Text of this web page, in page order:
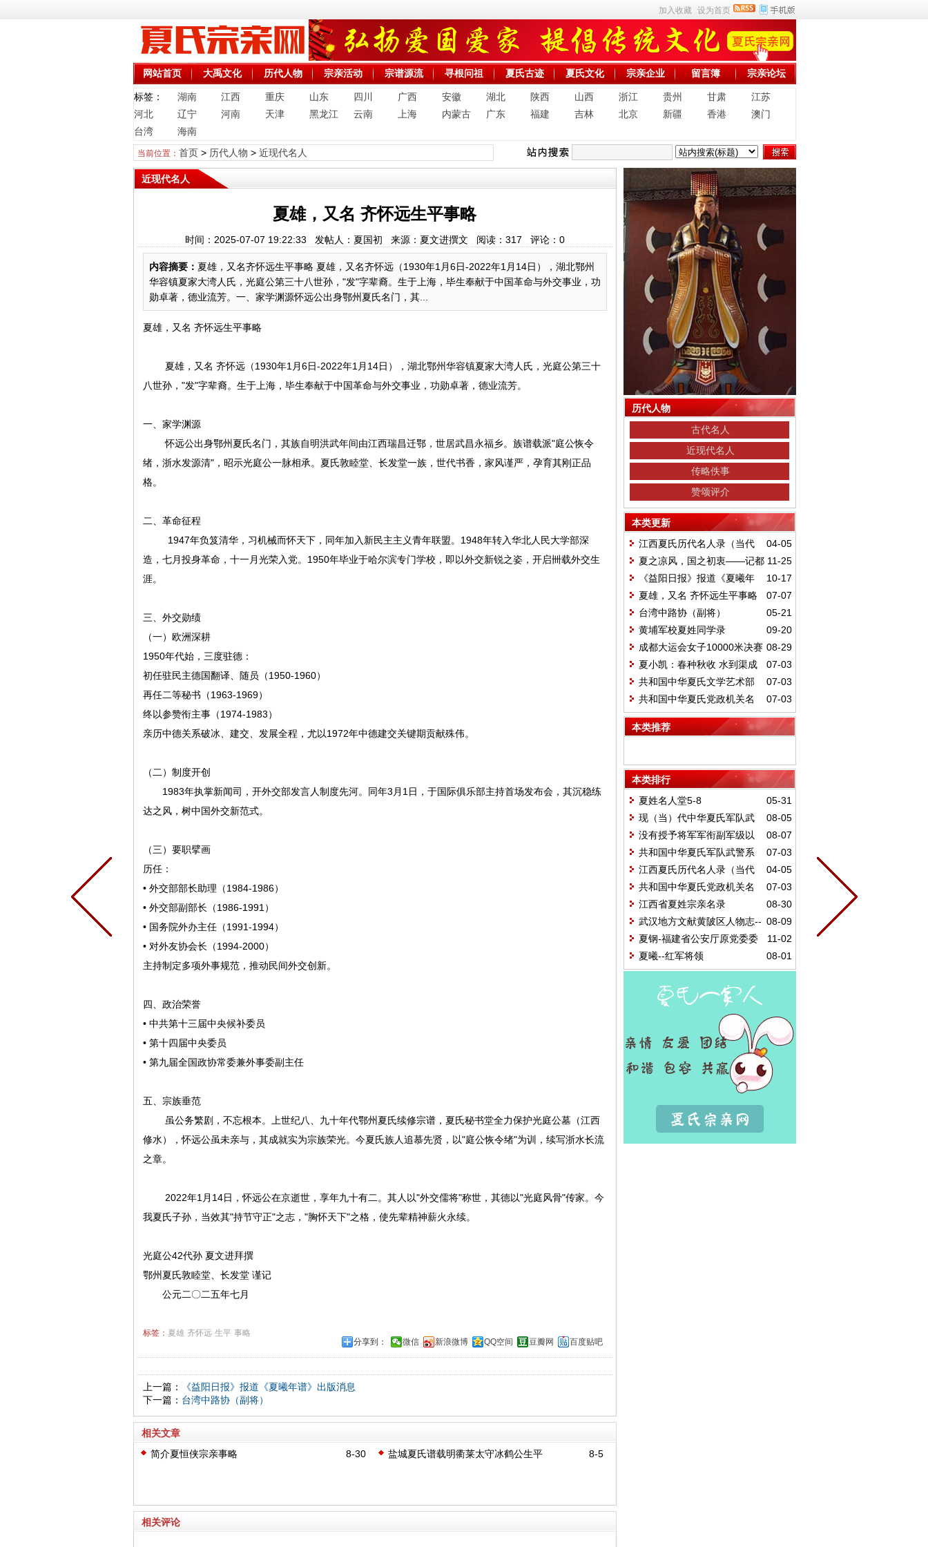
加入收藏 设为首页
网站首页 大禹文化 历代人物 宗亲活动 宗谱源流 寻根问祖 夏氏古迹 夏氏文化 宗亲企业 留言簿 宗亲论坛
标签： 湖南 江西 重庆 山东 四川 广西 安徽 湖北 陕西 山西 浙江 贵州 甘肃
江苏
河北
辽宁 河南 天津 黑龙江 云南 上海 内蒙古 广东 福建 吉林 北京 新疆 香港
澳门
台湾
海南
当前位置： 首页> 历代人物 > 近现代名人
近现代名人
夏雄，又名 齐怀远生平事略
时间：2025-07-07 19:22:33 发帖人：夏国初 来源：夏文进撰文 阅读： 317 评论： 0
内容摘要： 夏雄，又名齐怀远生平事略 夏雄，又名齐怀远（1930年1月6日-2022年1月14日），湖北鄂州
华容镇夏家大湾人氏，光庭公第三十八世孙，"发"字辈裔。生于上海，毕生奉献于中国革命与外交事业，功
勋卓著，德业流芳。一、家学渊源怀远公出身鄂州夏氏名门，其...
夏雄，又名 齐怀远生平事略
夏雄，又名 齐怀远（1930年1月6日-2022年1月14日），湖北鄂州华容镇夏家大湾人氏，光庭公第三十
八世孙，"发"字辈裔。生于上海，毕生奉献于中国革命与外交事业，功勋卓著，德业流芳。
一、家学渊源
怀远公出身鄂州夏氏名门，其族自明洪武年间由江西瑞昌迁鄂，世居武昌永福乡。族谱载派"庭公恢令
绪，浙水发源清"，昭示光庭公一脉相承。夏氏敦睦堂、长发堂一族，世代书香，家风谨严，孕育其刚正品
格。
二、革命征程
1947年负笈清华，习机械而怀天下，同年加入新民主主义青年联盟。1948年转入华北人民大学部深
造，七月投身革命，十一月光荣入党。1950年毕业于哈尔滨专门学校，即以外交新锐之姿，开启卌载外交生
涯。
三、外交勋绩
（一）欧洲深耕
1950年代始，三度驻德：
初任驻民主德国翻译、随员（1950-1960）
再任二等秘书（1963-1969）
终以参赞衔主事（1974-1983）
亲历中德关系破冰、建交、发展全程，尤以1972年中德建交关键期贡献殊伟。
（二）制度开创
1983年执掌新闻司，开外交部发言人制度先河。同年3月1日，于国际俱乐部主持首场发布会，其沉稳练
达之风，树中国外交新范式。
（三）要职擘画
历任：
• 外交部部长助理（1984-1986）
• 外交部副部长（1986-1991）
• 国务院外办主任（1991-1994）
• 对外友协会长（1994-2000）
主持制定多项外事规范，推动民间外交创新。
四、政治荣誉
• 中共第十三届中央候补委员
• 第十四届中央委员
• 第九届全国政协常委兼外事委副主任
五、宗族垂范
虽公务繁剧，不忘根本。上世纪八、九十年代鄂州夏氏续修宗谱，夏氏秘书堂全力保护光庭公墓（江西
修水），怀远公虽未亲与，其成就实为宗族荣光。今夏氏族人追慕先贤，以"庭公恢令绪"为训，续写浙水长流
之章。
2022年1月14日，怀远公在京逝世，享年九十有二。其人以"外交儒将"称世，其德以"光庭风骨"传家。今
我夏氏子孙，当效其"持节守正"之志，"胸怀天下"之格，使先辈精神薪火永续。
光庭公42代孙 夏文进拜撰
鄂州夏氏敦睦堂、长发堂 谨记
公元二〇二五年七月
标签： 夏雄 齐怀远 生平 事略
分享到：
微信 新浪微博 QQ空间 豆瓣网 百度贴吧
上一篇：
《益阳日报》报道《夏曦年谱》出版消息
下一篇： 台湾中路协（副将）
相关文章
8-30
简介夏恒侠宗亲事略 8-5
盐城夏氏谱载明衢莱太守冰鹤公生平
相关评论
历代人物
古代名人
近现代名人
传略佚事
赞颂评介
本类更新
04-05
江西夏氏历代名人录（当代
部分）
11-25
夏之凉风，国之初衷——记都
昌县退休教师夏国初
10-17
《益阳日报》报道《夏曦年
谱》出版消息
07-07
夏雄，又名 齐怀远生平事略
05-21
台湾中路协（副将）
09-20
黄埔军校夏姓同学录
08-29
成都大运会女子10000米决赛
金牌获得者夏雨雨
07-03
夏小凯：春种秋收 水到渠成
07-03
共和国中华夏氏文学艺术部
门名人
07-03
共和国中华夏氏党政机关名
人
本类推荐
本类排行
05-31
夏姓名人堂5-8
08-05
现（当）代中华夏氏军队武
警公检法司法机关闻人（部分）08-07
没有授予将军军衔副军级以
上夏姓将领名录
07-03
共和国中华夏氏军队武警系
列名人（将军）
04-05
江西夏氏历代名人录（当代
部分）
07-03
共和国中华夏氏党政机关名
人
08-30
江西省夏姓宗亲名录
08-09
武汉地方文献黄陂区人物志--
收录的夏氏
11-02
夏钢-福建省公安厅原党委委
员、纪委书记
08-01
夏曦--红军将领